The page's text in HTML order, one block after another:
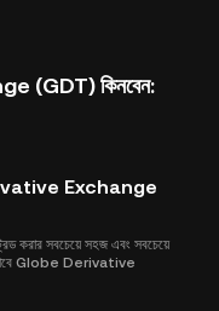
(GDT) কিনবেন:
Exchange
করার সবচেয়ে সহজ এবং সবচেয়ে
কীভাবে Globe Derivative